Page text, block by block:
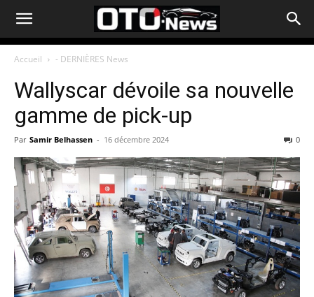
Accueil - DERNIÈRES News
Wallyscar dévoile sa nouvelle
gamme de pick-up
Par Samir Belhassen - 16 décembre 2024 0